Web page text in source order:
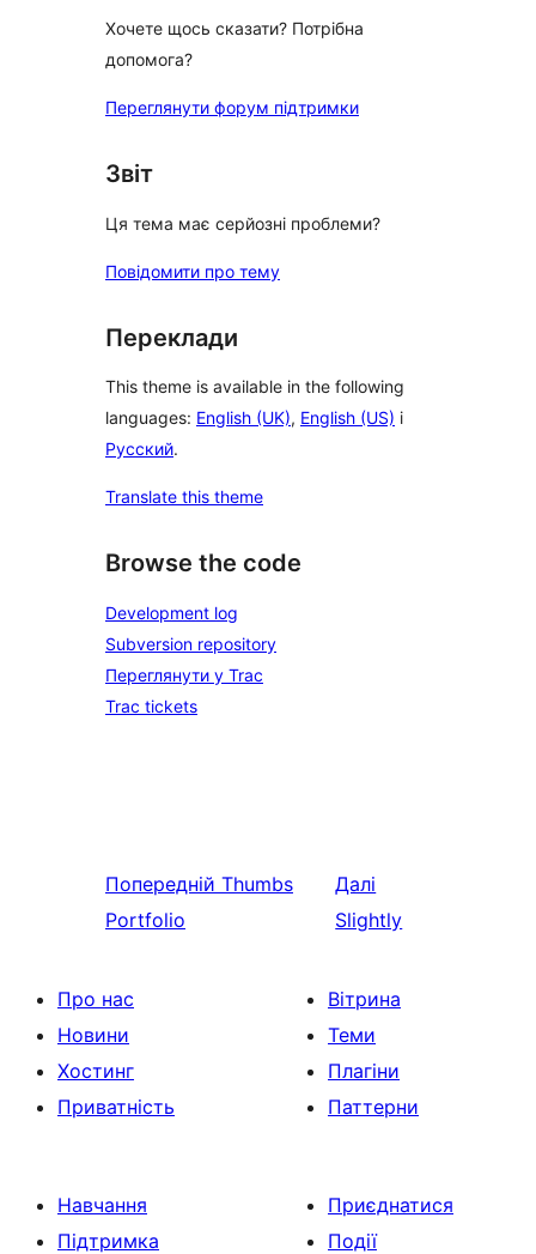
Хочете щось сказати? Потрібна
допомога?
Переглянути форум підтримки
Звіт
Ця тема має серйозні проблеми?
Повідомити про тему
Переклади
This theme is available in the following
languages: English (UK), English (US) і
Русский.
Translate this theme
Browse the code
Development log
Subversion repository
Переглянути у Trac
Trac tickets
Попередній Thumbs
Portfolio
Далі
Slightly
Про нас
Новини
Хостинг
Приватність
Вітрина
Теми
Плагіни
Паттерни
Навчання
Підтримка
Приєднатися
Події